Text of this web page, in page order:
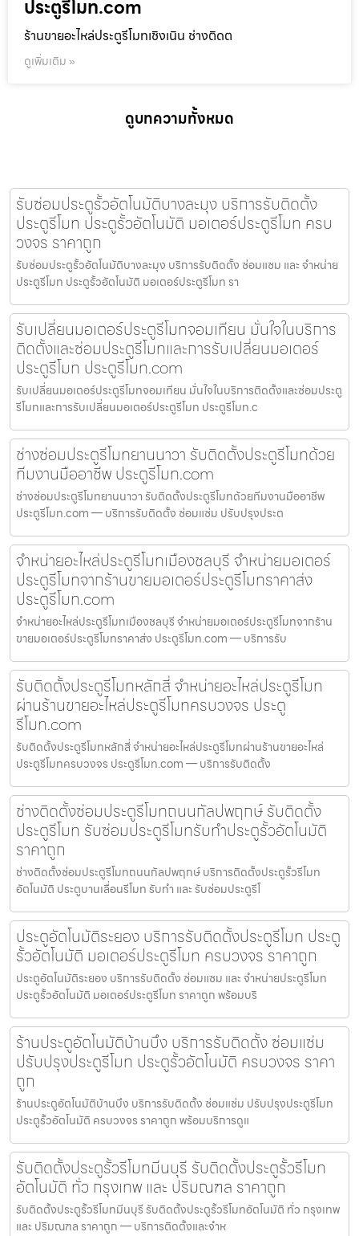
ประตูรีโมท.com
ร้านขายอะไหล่ประตูรีโมทเชิงเนิน ช่างติดต
ดูเพิ่มเติม »
ดูบทความทั้งหมด
รับซ่อมประตูรั้วอัตโนมัติบางละมุง บริการรับติดตั้ง
ประตูรีโมท ประตูรั้วอัตโนมัติ มอเตอร์ประตูรีโมท ครบ
วงจร ราคาถูก
รับซ่อมประตูรั้วอัตโนมัติบางละมุง บริการรับติดตั้ง ซ่อมแซม และ จำหน่าย
ประตูรีโมท ประตูรั้วอัตโนมัติ มอเตอร์ประตูรีโมท รา
รับเปลี่ยนมอเตอร์ประตูรีโมทจอมเทียน มั่นใจในบริการ
ติดตั้งและซ่อมประตูรีโมทและการรับเปลี่ยนมอเตอร์
ประตูรีโมท ประตูรีโมท.com
รับเปลี่ยนมอเตอร์ประตูรีโมทจอมเทียน มั่นใจในบริการติดตั้งและซ่อมประตู
รีโมทและการรับเปลี่ยนมอเตอร์ประตูรีโมท ประตูรีโมท.c
ช่างซ่อมประตูรีโมทยานนาวา รับติดตั้งประตูรีโมทด้วย
ทีมงานมืออาชีพ ประตูรีโมท.com
ช่างซ่อมประตูรีโมทยานนาวา รับติดตั้งประตูรีโมทด้วยทีมงานมืออาชีพ
ประตูรีโมท.com — บริการรับติดตั้ง ซ่อมแซ่ม ปรับปรุงประต
จำหน่ายอะไหล่ประตูรีโมทเมืองชลบุรี จำหน่ายมอเตอร์
ประตูรีโมทจากร้านขายมอเตอร์ประตูรีโมทราคาส่ง
ประตูรีโมท.com
จำหน่ายอะไหล่ประตูรีโมทเมืองชลบุรี จำหน่ายมอเตอร์ประตูรีโมทจากร้าน
ขายมอเตอร์ประตูรีโมทราคาส่ง ประตูรีโมท.com — บริการรับ
รับติดตั้งประตูรีโมทหลักสี่ จำหน่ายอะไหล่ประตูรีโมท
ผ่านร้านขายอะไหล่ประตูรีโมทครบวงจร ประตู
รีโมท.com
รับติดตั้งประตูรีโมทหลักสี่ จำหน่ายอะไหล่ประตูรีโมทผ่านร้านขายอะไหล่
ประตูรีโมทครบวงจร ประตูรีโมท.com — บริการรับติดตั้ง
ช่างติดตั้งซ่อมประตูรีโมทถนนกัลปพฤกษ์ รับติดตั้ง
ประตูรีโมท รับซ่อมประตูรีโมทรับทำประตูรั้วอัตโนมัติ
ราคาถูก
ช่างติดตั้งซ่อมประตูรีโมทถนนกัลปพฤกษ์ บริการติดตั้งประตูรั้วรีโมท
อัตโนมัติ ประตูบานเลื่อนรีโมท รับทำ และ รับซ่อมประตูรีโ
ประตูอัตโนมัติระยอง บริการรับติดตั้งประตูรีโมท ประตู
รั้วอัตโนมัติ มอเตอร์ประตูรีโมท ครบวงจร ราคาถูก
ประตูอัตโนมัติระยอง บริการรับติดตั้ง ซ่อมแซม และ จำหน่ายประตูรีโมท
ประตูรั้วอัตโนมัติ มอเตอร์ประตูรีโมท ราคาถูก พร้อมบริ
ร้านประตูอัตโนมัติบ้านบึง บริการรับติดตั้ง ซ่อมแซ่ม
ปรับปรุงประตูรีโมท ประตูรั้วอัตโนมัติ ครบวงจร ราคา
ถูก
ร้านประตูอัตโนมัติบ้านบึง บริการรับติดตั้ง ซ่อมแซ่ม ปรับปรุงประตูรีโมท
ประตูรั้วอัตโนมัติ ครบวงจร ราคาถูก พร้อมบริการดูแ
รับติดตั้งประตูรั้วรีโมทมีนบุรี รับติดตั้งประตูรั้วรีโมท
อัตโนมัติ ทั่ว กรุงเทพ และ ปริมณฑล ราคาถูก
รับติดตั้งประตูรั้วรีโมทมีนบุรี รับติดตั้งประตูรั้วรีโมทอัตโนมัติ ทั่ว กรุงเทพ
และ ปริมณฑล ราคาถูก — บริการติดตั้งและจำห